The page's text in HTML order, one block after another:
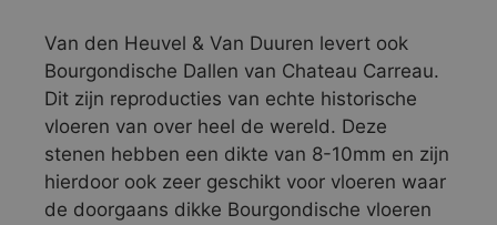
Van den Heuvel & Van Duuren levert ook
Bourgondische Dallen van Chateau Carreau.
Dit zijn reproducties van echte historische
vloeren van over heel de wereld. Deze
stenen hebben een dikte van 8-10mm en zijn
hierdoor ook zeer geschikt voor vloeren waar
de doorgaans dikke Bourgondische vloeren